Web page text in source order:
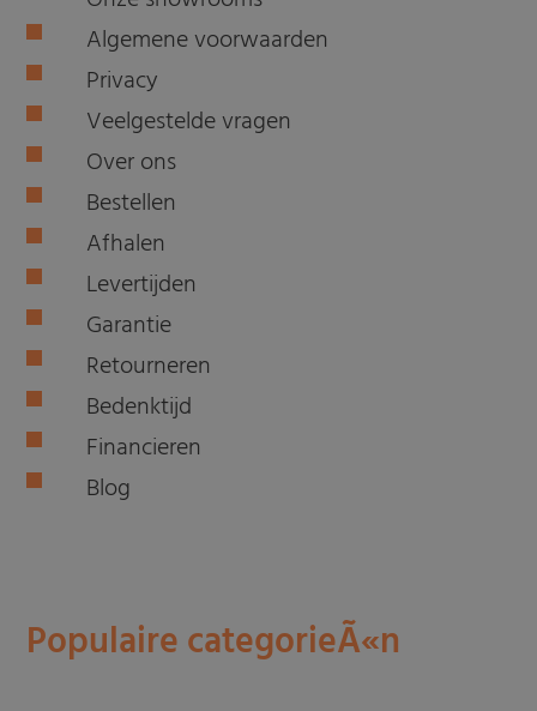
Algemene voorwaarden
Privacy
Veelgestelde vragen
Over ons
Bestellen
Afhalen
Levertijden
Garantie
Retourneren
Bedenktijd
Financieren
Blog
Populaire categorieÃ«n